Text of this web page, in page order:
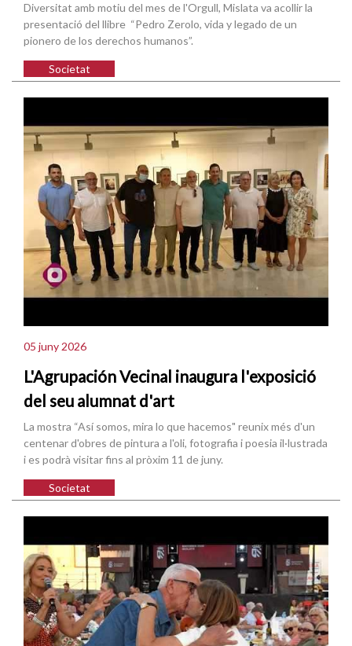
Diversitat amb motiu del mes de l'Orgull, Mislata va acollir la
presentació del llibre “Pedro Zerolo, vida y legado de un
pionero de los derechos humanos”.
Societat
05 juny 2026
L'Agrupación Vecinal inaugura l'exposició
del seu alumnat d'art
La mostra “Así somos, mira lo que hacemos" reunix més d'un
centenar d'obres de pintura a l'oli, fotografia i poesia il·lustrada
i es podrà visitar fins al pròxim 11 de juny.
Societat